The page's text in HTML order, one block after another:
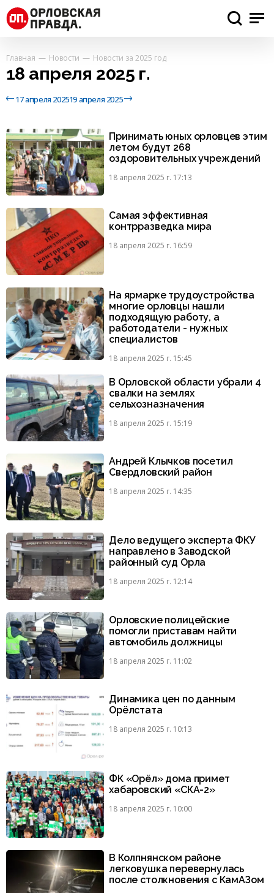
Главная Новости Новости за 2025 год
18 апреля 2025 г.
17 апреля 202519 апреля 2025
Принимать юных орловцев этим
летом будут 268
оздоровительных учреждений
18 апреля 2025 г. 17:13
Самая эффективная
контрразведка мира
18 апреля 2025 г. 16:59
На ярмарке трудоустройства
многие орловцы нашли
подходящую работу, а
работодатели - нужных
специалистов
18 апреля 2025 г. 15:45
В Орловской области убрали 4
свалки на землях
сельхозназначения
18 апреля 2025 г. 15:19
Андрей Клычков посетил
Свердловский район
18 апреля 2025 г. 14:35
Дело ведущего эксперта ФКУ
направлено в Заводской
районный суд Орла
18 апреля 2025 г. 12:14
Орловские полицейские
помогли приставам найти
автомобиль должницы
18 апреля 2025 г. 11:02
Динамика цен по данным
Орёлстата
18 апреля 2025 г. 10:13
ФК «Орёл» дома примет
хабаровский «СКА-2»
18 апреля 2025 г. 10:00
В Колпнянском районе
легковушка перевернулась
после столкновения с КамАЗом